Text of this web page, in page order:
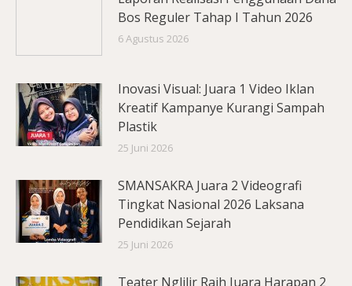
Bos Reguler Tahap I Tahun 2026
6 Agustus 2026
Inovasi Visual: Juara 1 Video Iklan
Kreatif Kampanye Kurangi Sampah
Plastik
25 Juni 2026
SMANSAKRA Juara 2 Videografi
Tingkat Nasional 2026 Laksana
Pendidikan Sejarah
25 Juni 2026
Teater Nglilir Raih Juara Harapan 2